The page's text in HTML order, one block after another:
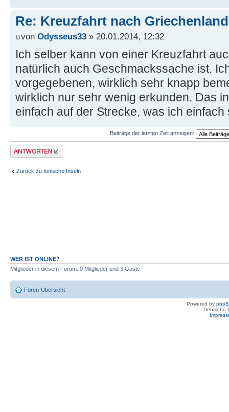
Re: Kreuzfahrt nach Griechenland
von Odysseus33 » 20.01.2014, 12:32
Ich selber kann von einer Kreuzfahrt
natürlich auch Geschmackssache ist.
vorgegebenen, wirklich sehr knapp
wirklich nur sehr wenig erkunden. Das
einfach auf der Strecke, was ich einfach
Beiträge der letzten Zeit anzeigen:
Antwort erstellen
Zurück zu Ionische Inseln
WER IST ONLINE?
Mitglieder in diesem Forum: 0 Mitglieder und 3 Gäste
Foren-Übersicht
Powered by
Deutsche